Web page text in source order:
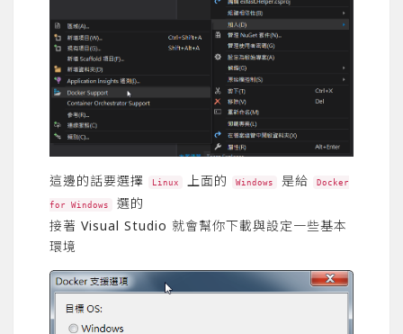
這邊的話要選擇 Linux 上面的 Windows 是給 Docker
for Windows
選的
接著 Visual Studio 就會幫你下載與設定一些基本
環境